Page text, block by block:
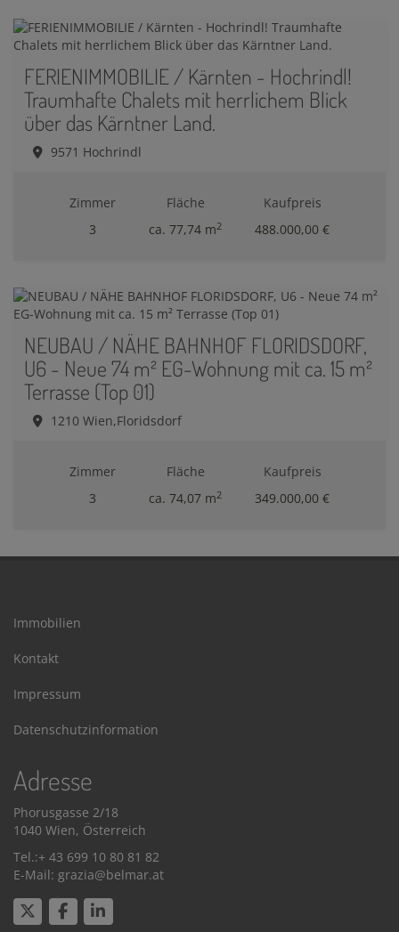
FERIENIMMOBILIE / Kärnten - Hochrindl!
Traumhafte Chalets mit herrlichem Blick
über das Kärntner Land.
9571 Hochrindl
Zimmer
3
Fläche
ca. 77,74 m2
Kaufpreis
488.000,00 €
NEUBAU / NÄHE BAHNHOF FLORIDSDORF,
U6 - Neue 74 m² EG-Wohnung mit ca. 15 m²
Terrasse (Top 01)
1210 Wien,Floridsdorf
Zimmer
3
Fläche
ca. 74,07 m2
Kaufpreis
349.000,00 €
Immobilien
Kontakt
Impressum
Datenschutzinformation
Adresse
Phorusgasse 2/18
1040 Wien, Österreich
Tel.:+ 43 699 10 80 81 82
E-Mail: grazia@belmar.at